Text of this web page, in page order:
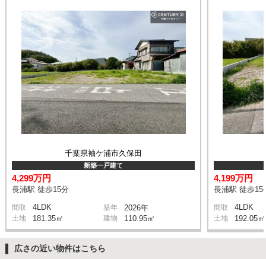
千葉県袖ケ浦市久保田
新築一戸建て
4,299万円
長浦駅 徒歩15分
間取 4LDK 築年 2026年
土地 181.35㎡ 建物 110.95㎡
4,199万円
長浦駅 徒歩15
間取 4LDK
土地 192.05㎡
広さの近い物件はこちら